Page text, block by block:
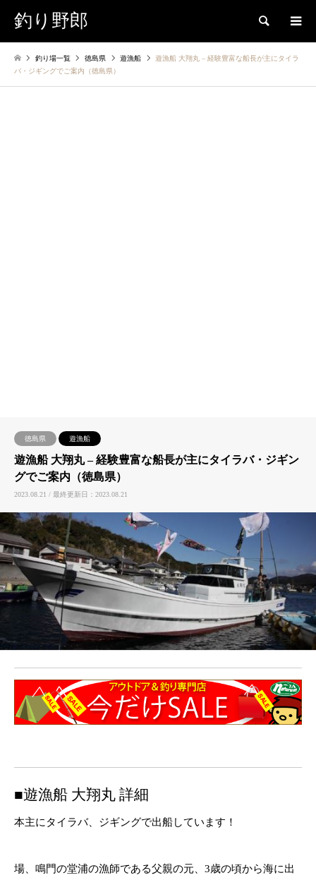
釣り野郎 検索
釣り場一覧 徳島県 遊漁船
遊漁船 大翔丸 – 経験豊富な船長が主にタイラ
バ・ジギングでご案内（徳島県）
徳島県 遊漁船
遊漁船 大翔丸 – 経験豊富な船長が主にタイラバ・ジギン
グでご案内（徳島県）
2023.08.21 / 最終更新日：2023.08.21
■遊漁船 大翔丸 詳細
本主にタイラバ、ジギングで出船しています！
場、鳴門の堂浦の漁師である父親の元、3歳の頃から海に出